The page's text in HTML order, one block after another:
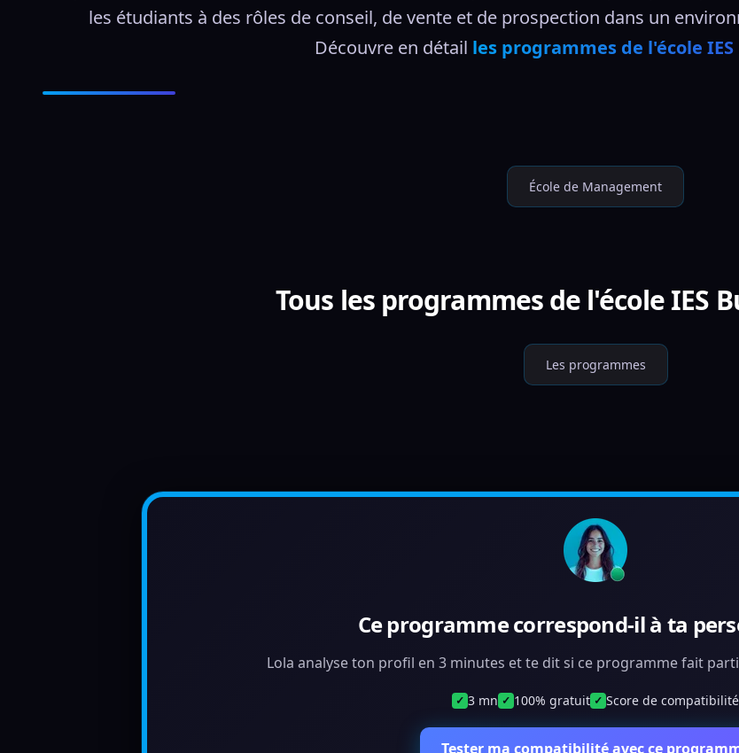
les étudiants à des rôles de conseil, de vente et de prospection dans un
Découvre en détail les programmes de l'école IES
École de Management
Tous les programmes de l'école IES
Les programmes
Ce programme correspond-il à ta
Lola analyse ton profil en 3 minutes et te dit si ce programme fait
✓ 3 mn ✓ 100% gratuit ✓ Score de compatibilité
Tester ma compatibilité avec ce